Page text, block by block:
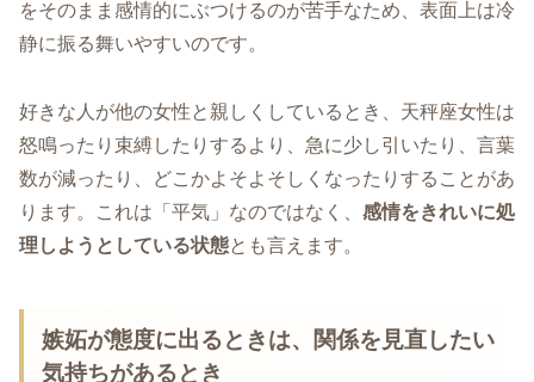
をそのまま感情的にぶつけるのが苦手なため、表面上は冷
静に振る舞いやすいのです。
好きな人が他の女性と親しくしているとき、天秤座女性は
怒鳴ったり束縛したりするより、急に少し引いたり、言葉
数が減ったり、どこかよそよそしくなったりすることがあ
ります。これは「平気」なのではなく、 感情をきれいに処
理しようとしている状態とも言えます。
嫉妬が態度に出るときは、関係を見直したい
気持ちがあるとき